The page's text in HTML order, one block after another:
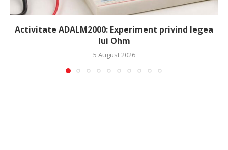
Activitate ADALM2000: Experiment privind legea
lui Ohm
5 August 2026